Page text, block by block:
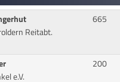
Reitabt.
665
e.V.
200